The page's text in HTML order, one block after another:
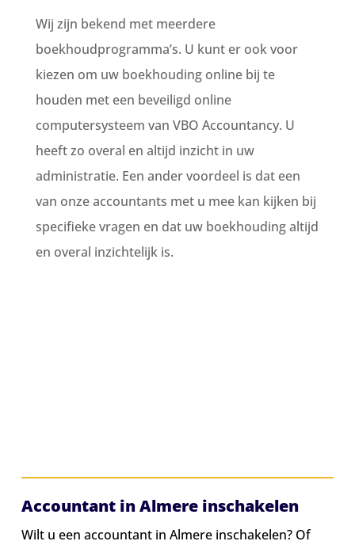
Wij zijn bekend met meerdere
boekhoudprogramma’s. U kunt er ook voor
kiezen om uw boekhouding online bij te
houden met een beveiligd online
computersysteem van VBO Accountancy. U
heeft zo overal en altijd inzicht in uw
administratie. Een ander voordeel is dat een
van onze accountants met u mee kan kijken bij
specifieke vragen en dat uw boekhouding altijd
en overal inzichtelijk is.
Accountant in Almere inschakelen
Wilt u een accountant in Almere inschakelen? Of